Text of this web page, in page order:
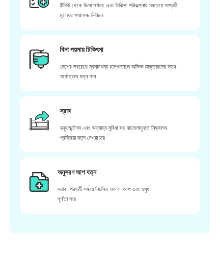
টিকিট থেকে ভিসা পর্যন্ত এবং চিকিত্সা পরিকল্পনায় সবচেয়ে সাশ্রয়ী
মূল্যের প্যাকেজ নির্বাচন
বিনা পয়সায় চিকিৎসা
দেশের সবচেয়ে স্বনামধন্য হাসপাতালে অভিজ্ঞ ডাক্তারদের সাথে
সর্বোত্তম যত্ন পান
স্রাব
ডকুমেন্টেশন এবং অন্যান্য সুবিধা সহ ঝামেলামুক্ত নিষ্কাশন
প্রক্রিয়া যত্ন নেওয়া হয়
অনুসরণ আপ যত্ন
স্রাব-পরবর্তী সময়ে নিয়মিত ফলো-আপ এবং ওষুধ
পূর্ণতা পায়